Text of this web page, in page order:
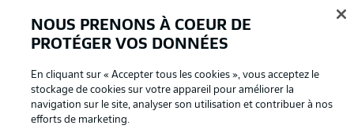
La publicité Conditions d’utilisation des
services
NOUS PRENONS À COEUR DE
PROTÉGER VOS DONNÉES
En cliquant sur « Accepter tous les cookies », vous acceptez le
stockage de cookies sur votre appareil pour améliorer la
navigation sur le site, analyser son utilisation et contribuer à nos
efforts de marketing.